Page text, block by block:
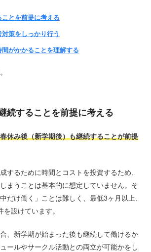
とを前提に考える
策をしっかり行う
がかかることを理解する
続することを前提に考える
春休み後（新学期後）も継続することが前提
するために時間とコストを投資するため、
まうことは基本的に想定していません。そ
だけ働く」ことは難しく、最低3ヶ月以上、
設けています。
、新学期が始まった後も継続して働けるか
ールやサークル活動との両立が可能かをし